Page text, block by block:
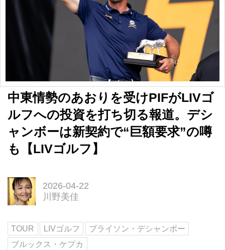
中東情勢のあおりを受けPIFがLIVゴ
ルフへの投資を打ち切る報道。デシ
ャンボーは新契約で“巨額要求”の噂
も【LIVゴルフ】
2026-04-22
川野美佳
TOUR LIVゴルフ
ブライソン・デシャンボー
ブルックス・ケプカ